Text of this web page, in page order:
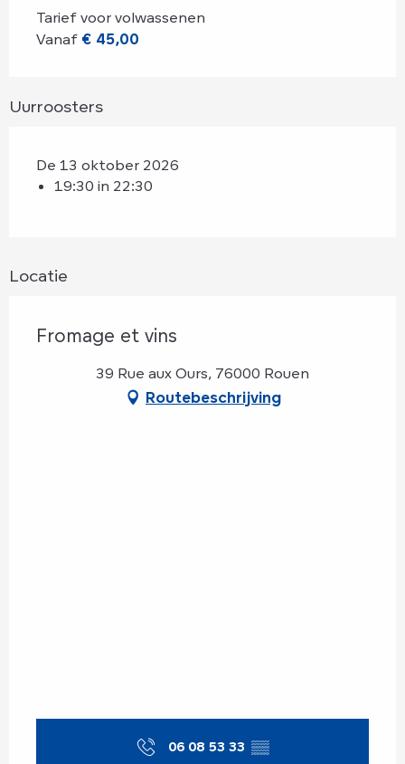
Tarief voor volwassenen
Vanaf € 45,00
Uurroosters
De 13 oktober 2026
19:30 in 22:30
Locatie
Fromage et vins
39 Rue aux Ours, 76000 Rouen
Routebeschrijving
06 08 53 33 ▒▒